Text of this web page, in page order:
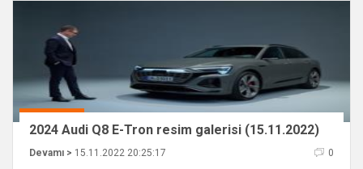
2024 Audi Q8 E-Tron resim galerisi (15.11.2022)
Devamı > 15.11.2022 20:25:17 0